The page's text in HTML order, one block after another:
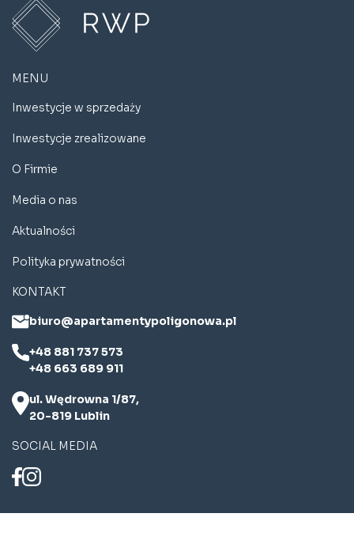
MENU
Inwestycje w sprzedaży
Inwestycje zrealizowane
O Firmie
Media o nas
Aktualności
Polityka prywatności
KONTAKT
biuro@apartamentypoligonowa.pl
+48 881 737 573
+48 663 689 911
ul. Wędrowna 1/87,
20-819 Lublin
SOCIAL MEDIA